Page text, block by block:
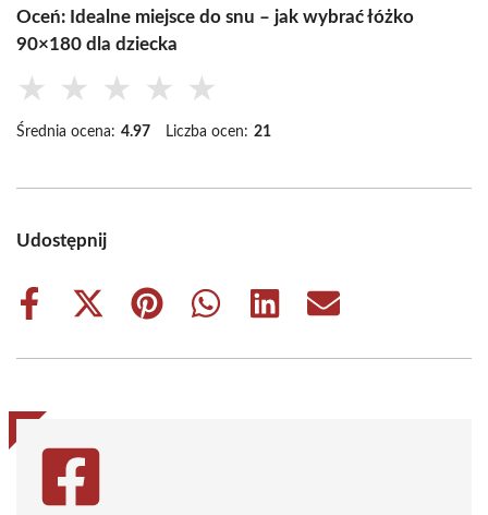
Oceń: Idealne miejsce do snu – jak wybrać łóżko
90×180 dla dziecka
★ ★ ★ ★ ★
Średnia ocena: 4.97 Liczba ocen: 21
Udostępnij
Share
Share
(Twitter)
Share
Share
Share
Share